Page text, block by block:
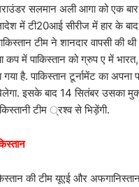
सलमान अली आगा को एक बार
में टी20आई सीरीज में हार के
टीम ने शानदार वापसी की
कप में पाकिस्तान को ग्रुप ए में
है. पाकिस्तान टूर्नामेंट का अपना
इसके बाद 14 सितंबर उसका
टीम ्रश्व से भिड़ेंगी.
की टीम यूएई और